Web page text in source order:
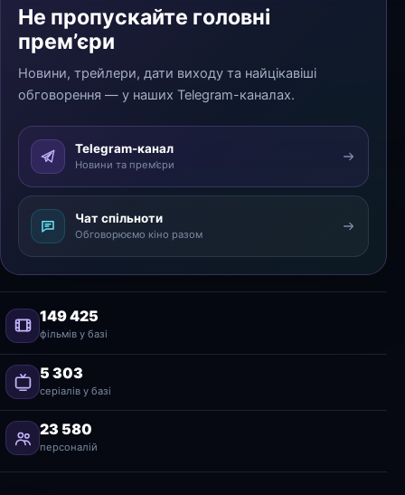
Не пропускайте головні
прем’єри
Новини, трейлери, дати виходу та найцікавіші
обговорення — у наших Telegram-каналах.
Telegram-канал
Новини та прем’єри
Чат спільноти
Обговорюємо кіно разом
149 425
фільмів у базі
5 303
серіалів у базі
23 580
персоналій